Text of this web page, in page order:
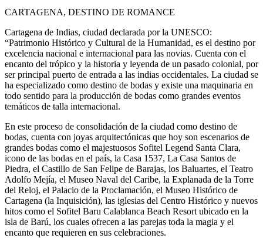
CARTAGENA, DESTINO DE ROMANCE
Cartagena de Indias, ciudad declarada por la UNESCO:
“Patrimonio Histórico y Cultural de la Humanidad, es el destino por
excelencia nacional e internacional para las novias. Cuenta con el
encanto del trópico y la historia y leyenda de un pasado colonial, por
ser principal puerto de entrada a las indias occidentales. La ciudad se
ha especializado como destino de bodas y existe una maquinaria en
todo sentido para la producción de bodas como grandes eventos
temáticos de talla internacional.
En este proceso de consolidación de la ciudad como destino de
bodas, cuenta con joyas arquitectónicas que hoy son escenarios de
grandes bodas como el majestuosos Sofitel Legend Santa Clara,
icono de las bodas en el país, la Casa 1537, La Casa Santos de
Piedra, el Castillo de San Felipe de Barajas, los Baluartes, el Teatro
Adolfo Mejía, el Museo Naval del Caribe, la Explanada de la Torre
del Reloj, el Palacio de la Proclamación, el Museo Histórico de
Cartagena (la Inquisición), las iglesias del Centro Histórico y nuevos
hitos como el Sofitel Baru Calablanca Beach Resort ubicado en la
isla de Barú, los cuales ofrecen a las parejas toda la magia y el
encanto que requieren en sus celebraciones.